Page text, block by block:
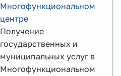
Многофункциональном
центре
Получение
государственных и
муниципальных услуг в
Многофункциональном